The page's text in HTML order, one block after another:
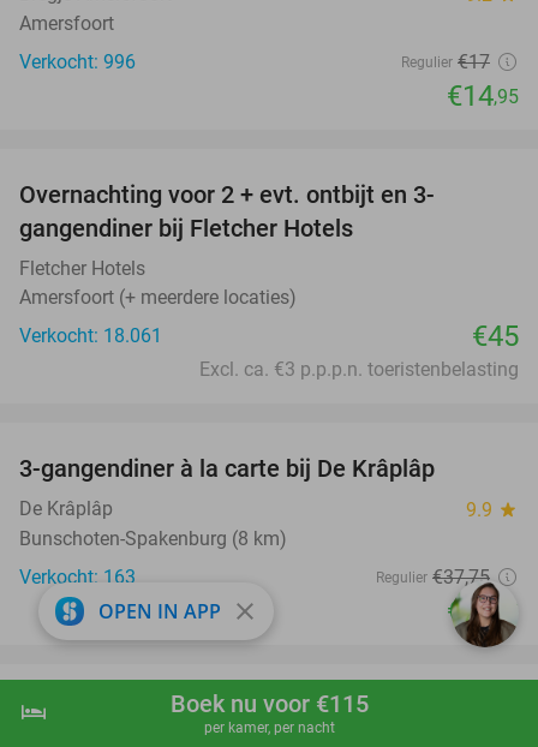
shopping_cart Boek nu
hotel Boek nu voor €115
per kamer, per nacht
Amersfoort
Verkocht: 996
Regulier €17
€14,95
Overnachting voor 2 + evt. ontbijt en 3-
gangendiner bij Fletcher Hotels
Fletcher Hotels
Amersfoort (+ meerdere locaties)
Verkocht: 18.061
€45
Excl. ca. €3 p.p.p.n. toeristenbelasting
3-gangendiner à la carte bij De Krâplâp
De Krâplâp 9.9 star
Bunschoten-Spakenburg (8 km)
Verkocht: 163
Regulier €37,75
€28,95
favorite_border
Entree Sprookjesweken Kinderpretpark
OPEN IN APP close